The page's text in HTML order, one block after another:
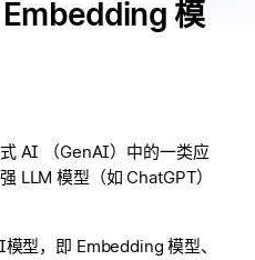
模
AI （GenAI）中的一类应
LLM 模型（如 ChatGPT）
型，即 Embedding 模型、